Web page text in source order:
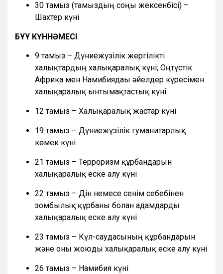
30 тамыз (тамыздың соңғы жексенбісі) –
Шахтер күні
БҰҰ КҮННӘМЕСІ
9 тамыз – Дүниежүзілік жергілікті
халықтардың халықаралық күні; Оңтүстік
Африка мен Намибиядағы әйелдер күресімен
халықаралық ынтымақтастық күні
12 тамыз – Халықаралық жастар күні
19 тамыз – Дүниежүзілік гуманитарлық
көмек күні
21 тамыз – Терроризм құрбандарын
халықаралық еске алу күні
22 тамыз – Дін немесе сенім себебінен
зомбылық құрбаны болған адамдарды
халықаралық еске алу күні
23 тамыз – Күл-саудасының құрбандарын
және оны жоюды халықаралық еске алу күні
26 тамыз – Намибия күні